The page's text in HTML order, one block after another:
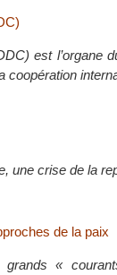
est l’organe
coopération
une crise de la
de la paix
grands «